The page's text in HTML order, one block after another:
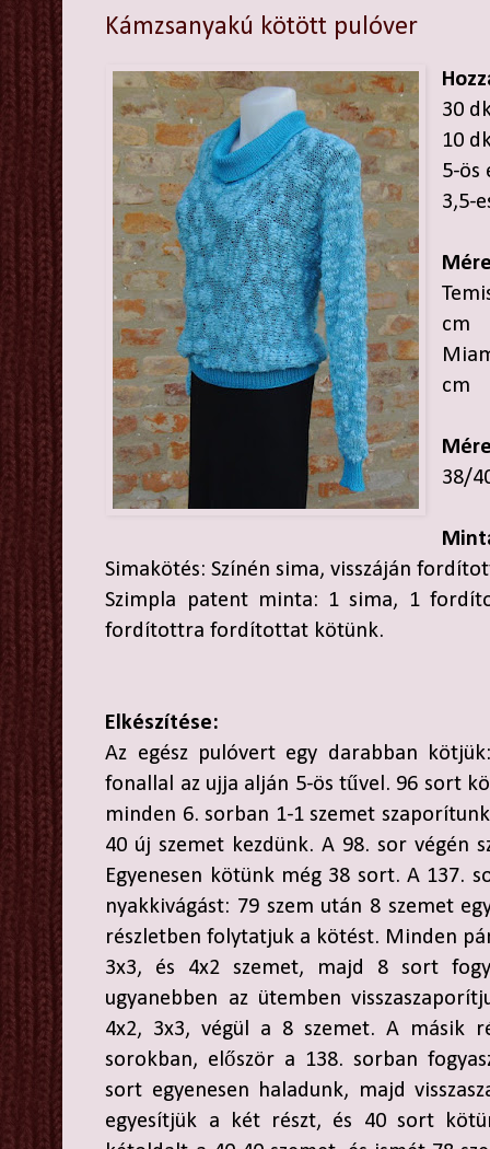
Kámzsanyakú kötött pulóver
30
10
5-ös
3,5-
cm
cm
38/
Simakötés: Színén sima, visszáján
Szimpla patent minta: 1 sima, 1
fordítottra fordítottat kötünk.
Elkészítése:
Az egész pulóvert egy darabban
fonallal az ujja alján 5-ös tűvel. 96 sort
minden 6. sorban 1-1 szemet
40 új szemet kezdünk. A 98. sor végén
Egyenesen kötünk még 38 sort. A 137.
nyakkivágást: 79 szem után 8 szemet
részletben folytatjuk a kötést. Minden
3x3, és 4x2 szemet, majd 8 sort
ugyanebben az ütemben
4x2, 3x3, végül a 8 szemet. A másik
sorokban, először a 138. sorban
sort egyenesen haladunk, majd
egyesítjük a két részt, és 40 sort